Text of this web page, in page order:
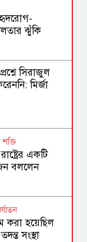
হৃদরোগ-
ঝুঁকি
সিরাজুল
মির্জা
শক্তি
একটি
বললেন
করা হয়েছিল
সংস্থা